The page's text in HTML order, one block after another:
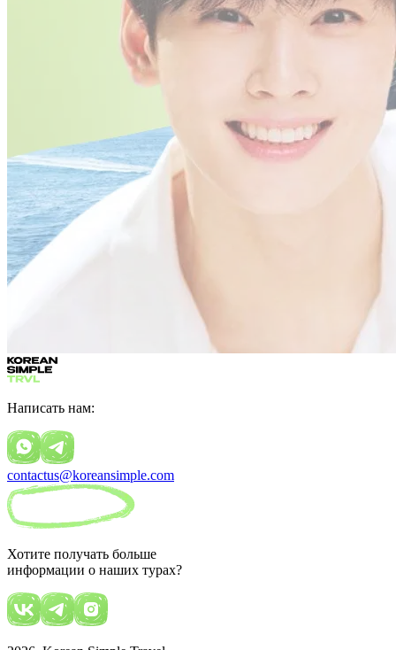
Написать нам:
contactus@koreansimple.com
Хотите получать больше
информации о наших турах?